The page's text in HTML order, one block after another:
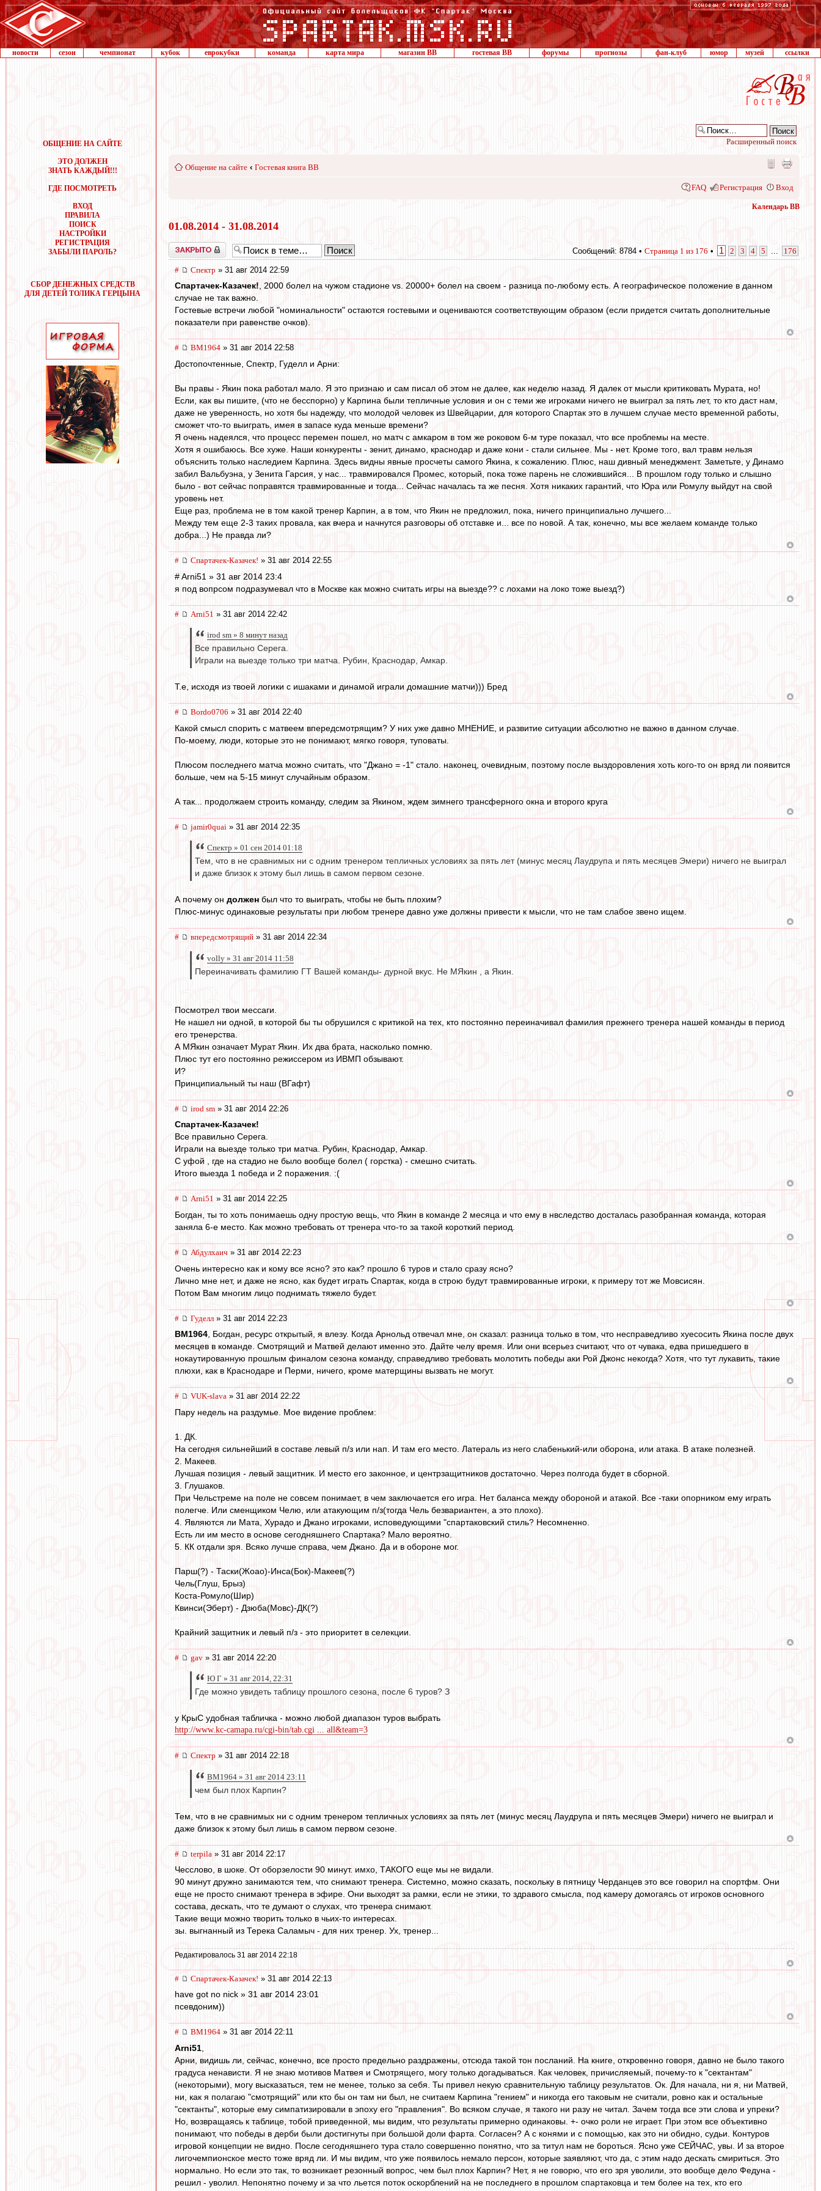
новости сезон чемпионат кубок еврокубки команда карта мира магазин ВВ гостевая ВВ форумы прогнозы фан-клуб юмор музей ссылки
ОБЩЕНИЕ НА САЙТЕ
ЭТО ДОЛЖЕН
ЗНАТЬ КАЖДЫЙ!!!
ГДЕ ПОСМОТРЕТЬ
ВХОД
ПРАВИЛА
ПОИСК
НАСТРОЙКИ
РЕГИСТРАЦИЯ
ЗАБЫЛИ ПАРОЛЬ?
СБОР ДЕНЕЖНЫХ СРЕДСТВ
ДЛЯ ДЕТЕЙ ТОЛИКА ГЕРЦЫНА
Расширенный поиск
Общение на сайте ‹ Гостевая книга ВВ
FAQ Регистрация Вход
Календарь ВВ
01.08.2014 - 31.08.2014
Закрыто Сообщений: 8784 • Страница 1 из 176 • 1 2 3 4 5 176
# Спектр » 31 авг 2014 22:59
Спартачек-Казачек!, 2000 болел на чужом стадионе vs. 20000+ болел на своем - разница по-любому есть. А географическое положение в данном
случае не так важно.
Гостевые встречи любой "номинальности" остаются гостевыми и оцениваются соответствующим образом (если придется считать дополнительные
показатели при равенстве очков).
# BM1964 » 31 авг 2014 22:58
Достопочтенные, Спектр, Гуделл и Арни:
Вы правы - Якин пока работал мало. Я это признаю и сам писал об этом не далее, как неделю назад. Я далек от мысли критиковать Мурата, но!
Если, как вы пишите, (что не бесспорно) у Карпина были тепличные условия и он с теми же игроками ничего не выиграл за пять лет, то кто даст нам,
даже не уверенность, но хотя бы надежду, что молодой человек из Швейцарии, для которого Спартак это в лучшем случае место временной работы,
сможет что-то выиграть, имея в запасе куда меньше времени?
Я очень надеялся, что процесс перемен пошел, но матч с амкаром в том же роковом 6-м туре показал, что все проблемы на месте.
Хотя я ошибаюсь. Все хуже. Наши конкуренты - зенит, динамо, краснодар и даже кони - стали сильнее. Мы - нет. Кроме того, вал травм нельзя
объяснить только наследием Карпина. Здесь видны явные просчеты самого Якина, к сожалению. Плюс, наш дивный менеджмент. Заметьте, у Динамо
забил Вальбуэна, у Зенита Гарсия, у нас... травмировался Промес, который, пока тоже парень не сложившийся... В прошлом году только и слышно
было - вот сейчас поправятся травмированные и тогда... Сейчас началась та же песня. Хотя никаких гарантий, что Юра или Ромулу выйдут на свой
уровень нет.
Еще раз, проблема не в том какой тренер Карпин, а в том, что Якин не предложил, пока, ничего принципиально лучшего...
Между тем еще 2-3 таких провала, как вчера и начнутся разговоры об отставке и... все по новой. А так, конечно, мы все желаем команде только
добра...) Не правда ли?
# Спартачек-Казачек! » 31 авг 2014 22:55
# Arni51 » 31 авг 2014 23:4
я под вопрсом подразумевал что в Москве как можно считать игры на выезде?? с лохами на локо тоже выезд?)
# Arni51 » 31 авг 2014 22:42
irod sm » 8 минут назад
Все правильно Серега.
Играли на выезде только три матча. Рубин, Краснодар, Амкар.
Т.е, исходя из твоей логики с ишаками и динамой играли домашние матчи))) Бред
# Bordo0706 » 31 авг 2014 22:40
Какой смысл спорить с матвеем впередсмотрящим? У них уже давно МНЕНИЕ, и развитие ситуации абсолютно не важно в данном случае.
По-моему, люди, которые это не понимают, мягко говоря, туповаты.
Плюсом последнего матча можно считать, что "Джано = -1" стало. наконец, очевидным, поэтому после выздоровления хоть кого-то он вряд ли появится
больше, чем на 5-15 минут случайным образом.
А так... продолжаем строить команду, следим за Якином, ждем зимнего трансферного окна и второго круга
# jamir0quai » 31 авг 2014 22:35
Спектр » 01 сен 2014 01:18
Тем, что в не сравнимых ни с одним тренером тепличных условиях за пять лет (минус месяц Лаудрупа и пять месяцев Эмери) ничего не выиграл
и даже близок к этому был лишь в самом первом сезоне.
А почему он должен был что то выиграть, чтобы не быть плохим?
Плюс-минус одинаковые результаты при любом тренере давно уже должны привести к мысли, что не там слабое звено ищем.
# впередсмотрящий » 31 авг 2014 22:34
volly » 31 авг 2014 11:58
Переиначивать фамилию ГТ Вашей команды- дурной вкус. Не МЯкин , а Якин.
Посмотрел твои мессаги.
Не нашел ни одной, в которой бы ты обрушился с критикой на тех, кто постоянно переиначивал фамилия прежнего тренера нашей команды в период
его тренерства.
А МЯкин означает Мурат Якин. Их два брата, насколько помню.
Плюс тут его постоянно режиссером из ИВМП обзывают.
И?
Принципиальный ты наш (ВГафт)
# irod sm » 31 авг 2014 22:26
Спартачек-Казачек!
Все правильно Серега.
Играли на выезде только три матча. Рубин, Краснодар, Амкар.
С уфой , где на стадио не было вообще болел ( горстка) - смешно считать.
Итого выезда 1 победа и 2 поражения. :(
# Arni51 » 31 авг 2014 22:25
Богдан, ты то хоть понимаешь одну простую вещь, что Якин в команде 2 месяца и что ему в нвследство досталась разобранная команда, которая
заняла 6-е место. Как можно требовать от тренера что-то за такой короткий период.
# Абдулхаич » 31 авг 2014 22:23
Очень интересно как и кому все ясно? это как? прошло 6 туров и стало сразу ясно?
Лично мне нет, и даже не ясно, как будет играть Спартак, когда в строю будут травмированные игроки, к примеру тот же Мовсисян.
Потом Вам многим лицо поднимать тяжело будет.
# Гуделл» 31 авг 2014 22:23
BM1964 , Богдан, ресурс открытый, я влезу. Когда Арнольд отвечал мне, он сказал: разница только в том, что несправедливо хуесосить Якина после двух
месяцев в команде. Смотрящий и Матвей делают именно это. Дайте челу время. Или они всерьез считают, что от чувака, едва пришедшего в
нокаутированную прошлым финалом сезона команду, справедливо требовать молотить победы аки Рой Джонс некогда? Хотя, что тут лукавить, такие
плюхи, как в Краснодаре и Перми, ничего, кроме матерщины вызвать не могут.
# VUK-slava » 31 авг 2014 22:22
Пару недель на раздумье. Мое видение проблем:
1. ДК.
На сегодня сильнейший в составе левый п/з или нап. И там его место. Латераль из него слабенький-или оборона, или атака. В атаке полезней.
2. Макеев.
Лучшая позиция - левый защитник. И место его законное, и центрзащитников достаточно. Через полгода будет в сборной.
3. Глушаков.
При Чельстреме на поле не совсем понимает, в чем заключается его игра. Нет баланса между обороной и атакой. Все -таки опорником ему играть
полегче. Или сменщиком Челю, или атакующим п/з(тогда Чель безвариантен, а это плохо).
4. Являются ли Мата, Хурадо и Джано игроками, исповедующими "спартаковский стиль? Несомненно.
Есть ли им место в основе сегодняшнего Спартака? Мало вероятно.
5. КК отдали зря. Всяко лучше справа, чем Джано. Да и в обороне мог.
Парш(?) - Таски(Жоао)-Инса(Бок)-Макеев(?)
Чель(Глуш, Брыз)
Коста-Ромуло(Шир)
Квинси(Эберт) - Дзюба(Мовс)-ДК(?)
Крайний защитник и левый п/з - это приоритет в селекции.
# gav » 31 авг 2014 22:20
Ю Г » 31 авг 2014, 22:31
Где можно увидеть таблицу прошлого сезона, после 6 туров? З
у КрыС удобная табличка - можно любой диапазон туров выбрать
http://www.kc-camapa.ru/cgi-bin/tab.cgi ... all&team=3
# Спектр » 31 авг 2014 22:18
BM1964 » 31 авг 2014 23:11
чем был плох Карпин?
Тем, что в не сравнимых ни с одним тренером тепличных условиях за пять лет (минус месяц Лаудрупа и пять месяцев Эмери) ничего не выиграл и
даже близок к этому был лишь в самом первом сезоне.
# terpila » 31 авг 2014 22:17
Чесслово, в шоке. От оборзелости 90 минут. имхо, ТАКОГО еще мы не видали.
90 минут дружно занимаются тем, что снимают тренера. Системно, можно сказать, поскольку в пятницу Черданцев это все говорил на спортфм. Они
еще не просто снимают тренера в эфире. Они выходят за рамки, если не этики, то здравого смысла, под камеру домогаясь от игроков основного
состава, дескать, что те думают о слухах, что тренера снимают.
Такие вещи можно творить только в чьих-то интересах.
зы. выгнанный из Терека Саламыч - для них тренер. Ух, тренер...
Редактировалось 31 авг 2014 22:18
# Спартачек-Казачек! » 31 авг 2014 22:13
have got no nick » 31 авг 2014 23:01
псевдоним))
# BM1964 » 31 авг 2014 22:11
Arni51
Арни, видишь ли, сейчас, конечно, все просто предельно раздражены, отсюда такой тон посланий. На книге, откровенно говоря, давно не было такого
градуса ненависти. Я не знаю мотивов Матвея и Смотрящего, могу только догадываться. Как человек, причисляемый, почему-то к "сектантам"
(некоторыми), могу высказаться, тем не менее, только за себя. Ты привел некую сравнительную таблицу результатов. Ок. Для начала, ни я, ни Матвей,
ни, как я полагаю "смотрящий" или кто бы он там ни был, не считаем Карпина "гением" и никогда его таковым не считали, ровно как и остальные
"сектанты", которые ему симпатизировали в эпоху его "правления". Во всяком случае, я такого ни разу не читал. Зачем тогда все эти слова и упреки?
Но, возвращаясь к таблице, тобой приведенной, мы видим, что результаты примерно одинаковы. +- очко роли не играет. При этом все объективно
понимают, что победы в дерби были достигнуты при большой доли фарта. Согласен? А с конями и с помощью, как это ни обидно, судьи. Контуров
игровой концепции не видно. После сегодняшнего тура стало совершенно понятно, что за титул нам не бороться. Ясно уже СЕЙЧАС, увы. И за второе
лигочемпионское место тоже вряд ли. И мы видим, что уже появилось немало персон, которые заявляют, что да, с этим надо дескать смириться. Это
нормально. Но если это так, то возникает резонный вопрос, чем был плох Карпин? Нет, я не говорю, что его зря уволили, это вообще дело Федуна -
решил - уволил. Непонятно почему и за что льется поток оскорблений на не последнего в прошлом спартаковца и тем более на тех, кто его